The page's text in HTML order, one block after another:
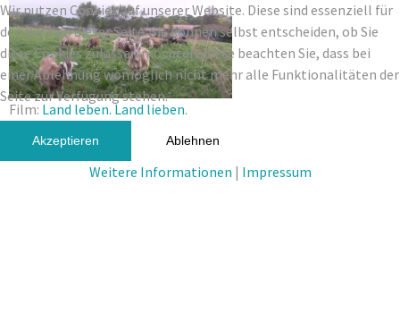
Film: Land leben. Land lieben.
Wir nutzen Cookies auf unserer Website. Diese sind essenziell für
den Betrieb dieser Seite. Sie können selbst entscheiden, ob Sie
diese Cookies zulassen möchten. Bitte beachten Sie, dass bei
einer Ablehnung womöglich nicht mehr alle Funktionalitäten der
Seite zur Verfügung stehen.
Akzeptieren Ablehnen
Weitere Informationen | Impressum